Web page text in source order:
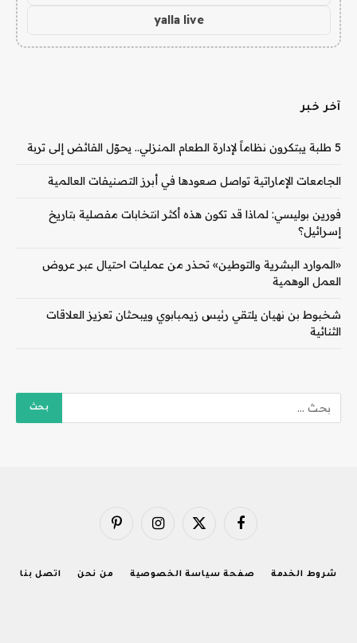
yalla live
آخر خبر
5 طلبة يبتكرون نظاماً لإدارة الطعام المنزلي.. يحوّل الفائض إلى تربة
الجامعات الإماراتية تواصل صعودها في أبرز التصنيفات العالمية
فورين بوليسي: لماذا قد تكون هذه أكثر انتخابات مفصلية بتاريخ
إسرائيل؟
«الموارد البشرية والتوطين» تحذر من عمليات احتيال عبر عروض
العمل الوهمية
شخبوط بن نهيان يلتقي رئيس زيمبابوي ويبحثان تعزيز العلاقات
الثنائية
فيسبوك X
الانستغرامبينتيريست
شروط الخدمة صفحة سياسة الخصوصية من نحن اتصل بنا